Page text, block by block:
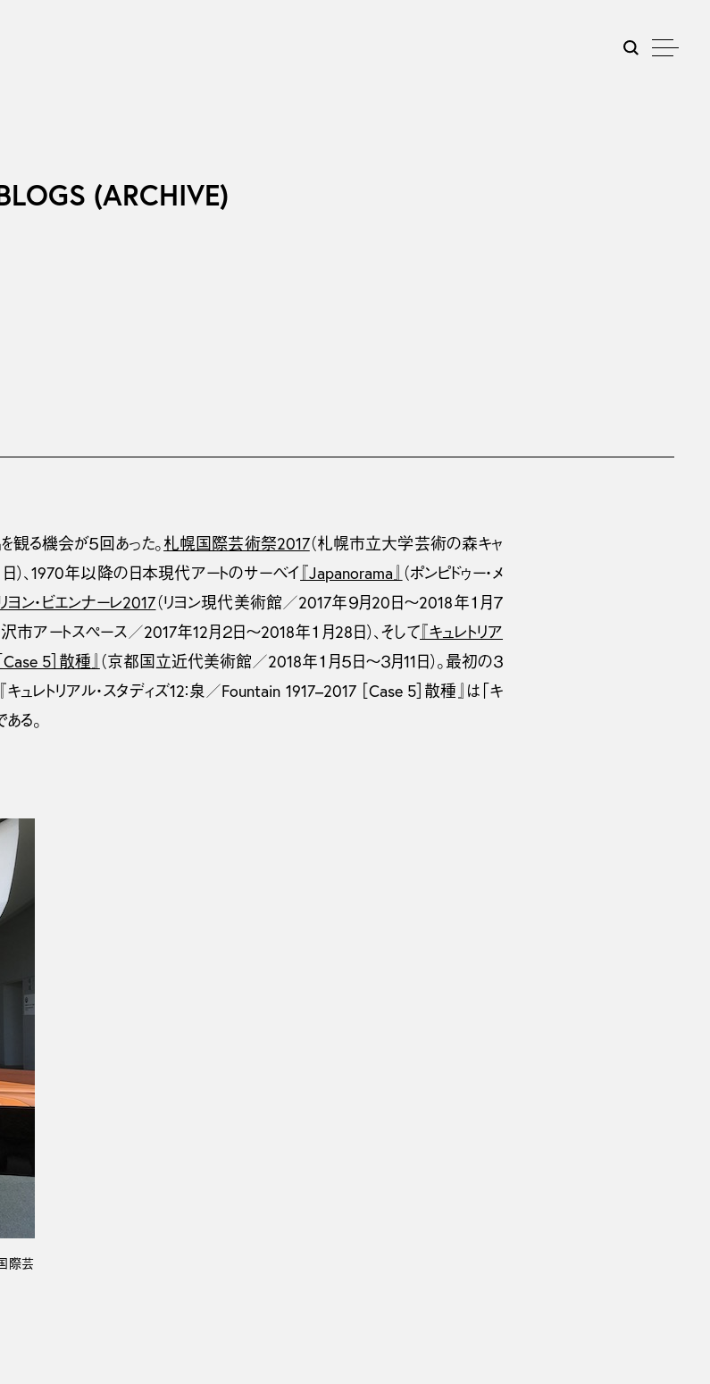
(ARCHIVE)
観る機会が５回あった。札幌国際芸術祭2017（札幌市立大学芸術の森キャ
）、1970年以降の日本現代アートのサーベイ 『Japanorama』
（ポンピドゥー・メ
ヨン・ビエンナーレ2017（リヨン現代美術館／2017年９月20日〜2018年１月７
沢市アートスペース／2017年12月２日〜2018年１月28日）、そして『キュレトリア
5］散種』 （京都国立近代美術館／2018年１月５日〜３月11日）。最初の３
ュレトリアル・スタディズ12：泉／Fountain 1917–2017 ［Case 5］散種』は「キ
る。
際芸